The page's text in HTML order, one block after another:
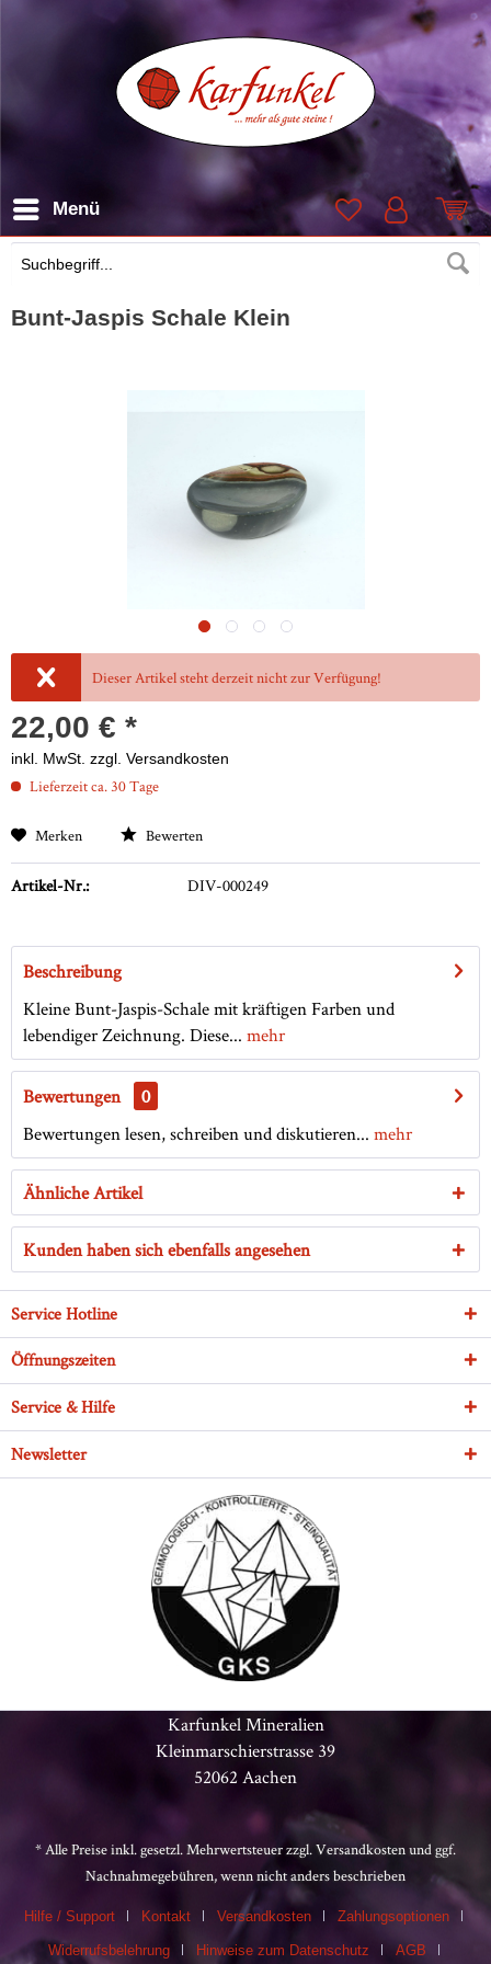
Suchen
Menü
Bunt-Jaspis Schale Klein
Dieser Artikel steht derzeit nicht zur Verfügung!
22,00 € *
inkl. MwSt. zzgl. Versandkosten
Lieferzeit ca. 30 Tage
Merken Bewerten
Artikel-Nr.: DIV-000249
Beschreibung
Kleine Bunt-Jaspis-Schale mit kräftigen Farben und
lebendiger Zeichnung. Diese... mehr
Bewertungen
0
Bewertungen lesen, schreiben und diskutieren... mehr
Ähnliche Artikel
Kunden haben sich ebenfalls angesehen
Service Hotline
Öffnungszeiten
Service & Hilfe
Newsletter
Karfunkel Mineralien
Kleinmarschierstrasse 39
52062 Aachen
* Alle Preise inkl. gesetzl. Mehrwertsteuer zzgl.Versandkostenund ggf.
Nachnahmegebühren, wenn nicht anders beschrieben
Hilfe / Support Kontakt Versandkosten Zahlungsoptionen
Widerrufsbelehrung Hinweise zum Datenschutz AGB